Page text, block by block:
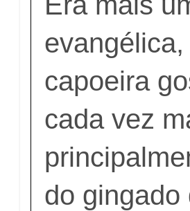
capoeira
cada vez
do gingado